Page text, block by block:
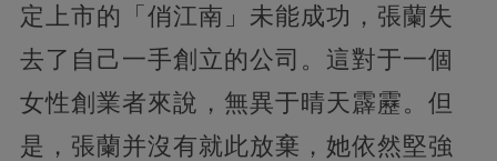
定上市的「俏江南」未能成功，張蘭失
去了自己一手創立的公司。這對于一個
女性創業者來說，無異于晴天霹靂。但
是，張蘭并沒有就此放棄，她依然堅強